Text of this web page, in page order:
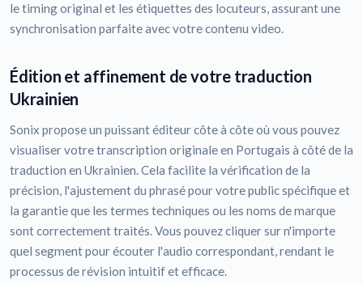
le timing original et les étiquettes des locuteurs, assurant une
synchronisation parfaite avec votre contenu video.
Édition et affinement de votre traduction
Ukrainien
Sonix propose un puissant éditeur côte à côte où vous pouvez
visualiser votre transcription originale en Portugais à côté de la
traduction en Ukrainien. Cela facilite la vérification de la
précision, l'ajustement du phrasé pour votre public spécifique et
la garantie que les termes techniques ou les noms de marque
sont correctement traités. Vous pouvez cliquer sur n'importe
quel segment pour écouter l'audio correspondant, rendant le
processus de révision intuitif et efficace.